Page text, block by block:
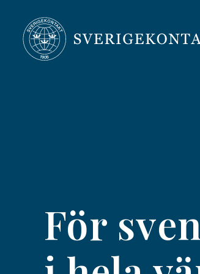
För